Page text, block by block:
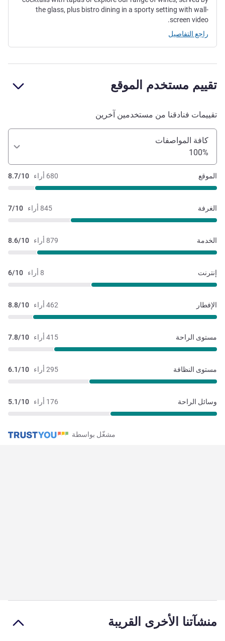
the glass, plus bistro dining in a sporty setting with wall-
screen video.
راجع التفاصيل
تقييم مستخدم الموقع
تقييمات فنادقنا من مستخدمين آخرين
كافة المواصفات
100%
680 أراء 8.7/10 الموقع
845 أراء 7/10 الغرفة
879 أراء 8.6/10 الخدمة
8 أراء 6/10 إنترنت
462 أراء 8.8/10 الإفطار
415 أراء 7.8/10 مستوى الراحة
295 أراء 6.1/10 مستوى النظافة
176 أراء 5.1/10 وسائل الراحة
مشغّل بواسطة
منشآتنا الأخرى القريبة